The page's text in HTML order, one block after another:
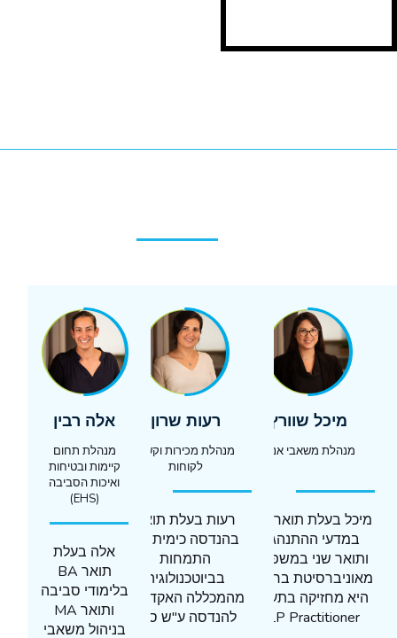
מיכל שוורץ
מנהלת משאבי אנוש
במדעי ההתנהגות
ותואר שני במשפטים
מאוניברסיטת בר אילן.
היא מחזיקה בתעודת
NLP Practitioner
רעות שרון
מנהלת מכירות וקשרי
לקוחות
רעות בעלת תואר
בהנדסה כימית עם
התמחות
בביוטכנולוגיה
מהמכללה האקדמית
להנדסה ע"ש סמי
אלה רבין
מנהלת תחום
קיימות ובטיחות
ואיכות הסביבה
(EHS)
אלה בעלת
תואר BA
בלימודי סביבה
ותואר MA
בניהול משאבי